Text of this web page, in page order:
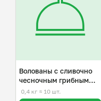
Волованы с сливочно
чесночным грибным
соусом
0,4 кг ≈ 10 шт.